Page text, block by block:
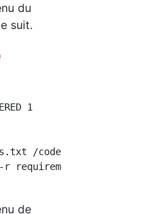
du
suit.
1
/code/
requirements.txt
de